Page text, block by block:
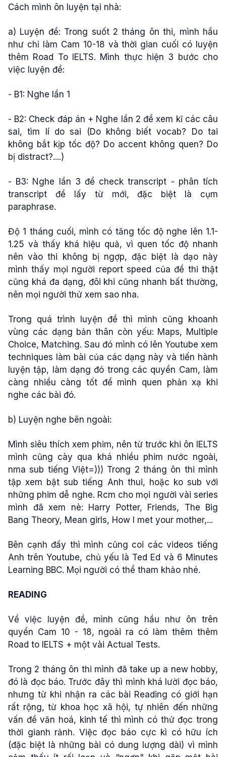
Cách mình ôn luyện tại nhà:
a) Luyện đề: Trong suốt 2 tháng ôn thi, mình hầu
như chỉ làm Cam 10-18 và thời gian cuối có luyện
thêm Road To IELTS. Mình thực hiện 3 bước cho
việc luyện đề:
- B1: Nghe lần 1
- B2: Check đáp án + Nghe lần 2 để xem kĩ các câu
sai, tìm lí do sai (Do không biết vocab? Do tai
không bắt kịp tốc độ? Do accent không quen? Do
bị distract?....)
- B3: Nghe lần 3 để check transcript - phân tích
transcript để lấy từ mới, đặc biệt là cụm
paraphrase.
Độ 1 tháng cuối, mình có tăng tốc độ nghe lên 1.1-
1.25 và thấy khá hiệu quả, vì quen tốc độ nhanh
nên vào thi không bị ngợp, đặc biệt là dạo này
mình thấy mọi người report speed của đề thi thật
cũng khá đa dạng, đôi khi cũng nhanh bất thường,
nên mọi người thử xem sao nha.
Trong quá trình luyện đề thì mình cũng khoanh
vùng các dạng bản thân còn yếu: Maps, Multiple
Choice, Matching. Sau đó mình có lên Youtube xem
techniques làm bài của các dạng này và tiến hành
luyện tập, làm dạng đó trong các quyển Cam, làm
càng nhiều càng tốt để mình quen phản xạ khi
nghe các bài đó.
b) Luyện nghe bên ngoài:
Mình siêu thích xem phim, nên từ trước khi ôn IELTS
mình cũng cày qua khá nhiều phim nước ngoài,
nma sub tiếng Việt=))) Trong 2 tháng ôn thi mình
tập xem bật sub tiếng Anh thui, hoặc ko sub với
những phim dễ nghe. Rcm cho mọi người vài series
mình đã xem nè: Harry Potter, Friends, The Big
Bang Theory, Mean girls, How I met your mother,...
Bên cạnh đấy thì mình cũng coi các videos tiếng
Anh trên Youtube, chủ yếu là Ted Ed và 6 Minutes
Learning BBC. Mọi người có thể tham khảo nhé.
READING
Về việc luyện đề, mình cũng hầu như ôn trên
quyển Cam 10 - 18, ngoài ra có làm thêm thêm
Road to IELTS + một vài Actual Tests.
Trong 2 tháng ôn thi mình đã take up a new hobby,
đó là đọc báo. Trước đây thì mình khá lười đọc báo,
nhưng từ khi nhận ra các bài Reading có giới hạn
rất rộng, từ khoa học xã hội, tự nhiên đến những
vấn đề văn hoá, kinh tế thì mình có thử đọc trong
thời gianh rảnh. Việc đọc báo cực kì có hữu ích
(đặc biệt là những bài có dung lượng dài) vì mình